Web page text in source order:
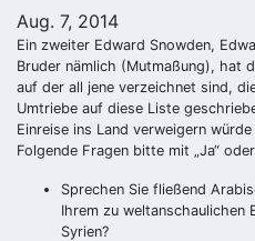
Aug. 7, 2014
Ein zweiter Edward Snowden,
Bruder nämlich (Mutmaßung), hat
auf der all jene verzeichnet sind,
Umtriebe auf diese Liste
Einreise ins Land verweigern
Folgende Fragen bitte mit „Ja“
Sprechen Sie fließend
Ihrem zu weltanschaulichen
Syrien?